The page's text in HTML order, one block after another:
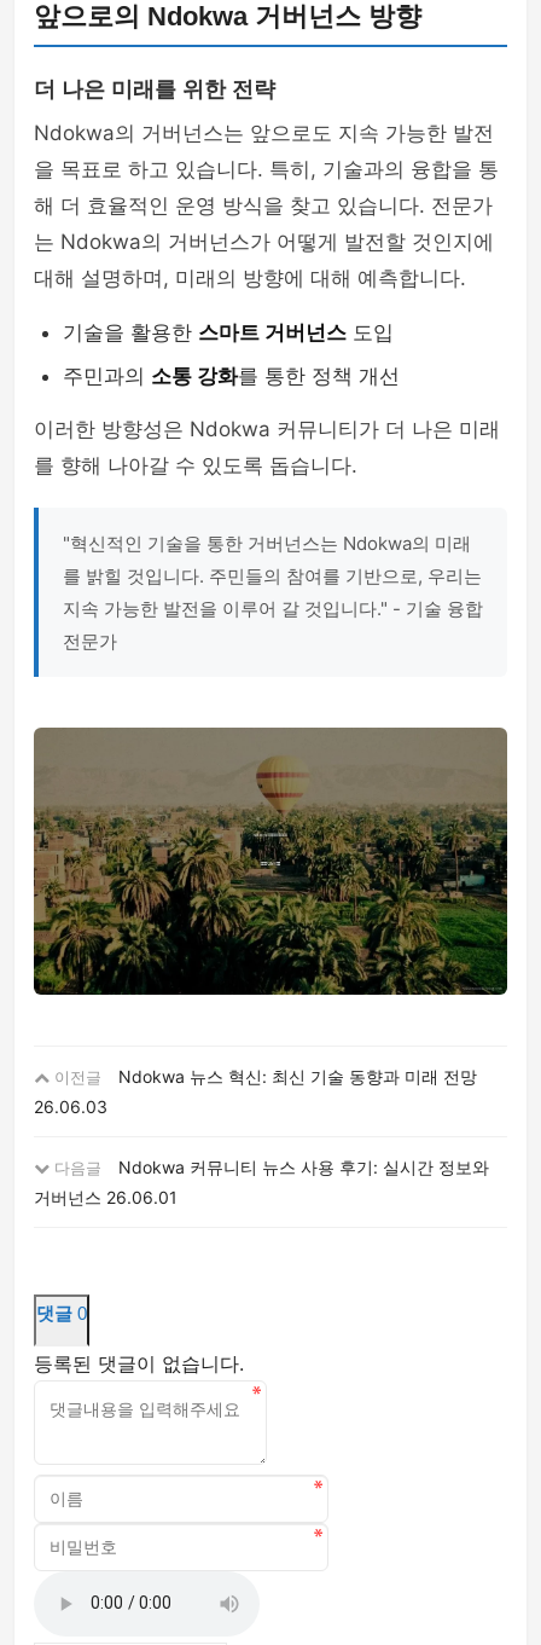
앞으로의 Ndokwa 거버넌스 방향
더 나은 미래를 위한 전략
Ndokwa의 거버넌스는 앞으로도 지속 가능한 발전
을 목표로 하고 있습니다. 특히, 기술과의 융합을 통
해 더 효율적인 운영 방식을 찾고 있습니다. 전문가
는 Ndokwa의 거버넌스가 어떻게 발전할 것인지에
대해 설명하며, 미래의 방향에 대해 예측합니다.
기술을 활용한 스마트 거버넌스 도입
주민과의 소통 강화를 통한 정책 개선
이러한 방향성은 Ndokwa 커뮤니티가 더 나은 미래
를 향해 나아갈 수 있도록 돕습니다.
"혁신적인 기술을 통한 거버넌스는 Ndokwa의 미래
를 밝힐 것입니다. 주민들의 참여를 기반으로, 우리는
지속 가능한 발전을 이루어 갈 것입니다." - 기술 융합
전문가
이전글
Ndokwa 뉴스 혁신: 최신 기술 동향과 미래 전망
26.06.03
다음글
Ndokwa 커뮤니티 뉴스 사용 후기: 실시간 정보와
거버넌스 26.06.01
댓글 0
등록된 댓글이 없습니다.